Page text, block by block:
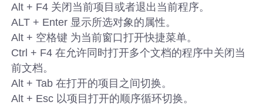
Alt + F4 关闭当前项目或者退出当前程序。
ALT + Enter 显示所选对象的属性。
Alt + 空格键 为当前窗口打开快捷菜单。
Ctrl + F4 在允许同时打开多个文档的程序中关闭当
前文档。
Alt + Tab 在打开的项目之间切换。
Alt + Esc 以项目打开的顺序循环切换。